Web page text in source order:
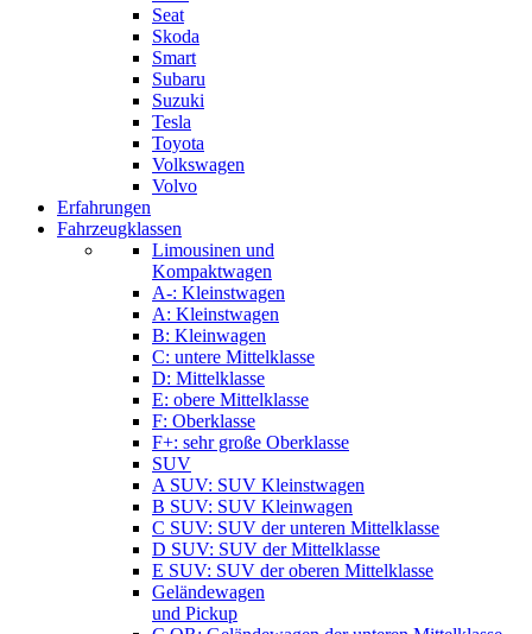
Seat
Skoda
Smart
Subaru
Suzuki
Tesla
Toyota
Volkswagen
Volvo
Erfahrungen
Fahrzeugklassen
Limousinen und
Kompaktwagen
A-: Kleinstwagen
A: Kleinstwagen
B: Kleinwagen
C: untere Mittelklasse
D: Mittelklasse
E: obere Mittelklasse
F: Oberklasse
F+: sehr große Oberklasse
SUV
A SUV: SUV Kleinstwagen
B SUV: SUV Kleinwagen
C SUV: SUV der unteren Mittelklasse
D SUV: SUV der Mittelklasse
E SUV: SUV der oberen Mittelklasse
Geländewagen
und Pickup